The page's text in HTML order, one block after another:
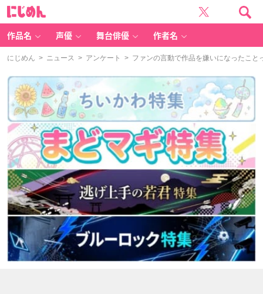
作品名 声優 舞台俳優 作者名
にじめん > ニュース > アンケート > ファンの言動で作品を嫌いになったこと